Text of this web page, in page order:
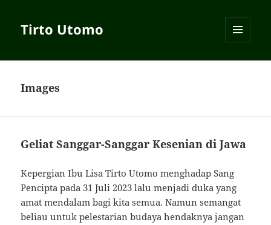
Tirto Utomo
Images
Geliat Sanggar-Sanggar Kesenian di Jawa
Kepergian Ibu Lisa Tirto Utomo menghadap Sang
Pencipta pada 31 Juli 2023 lalu menjadi duka yang
amat mendalam bagi kita semua. Namun semangat
beliau untuk pelestarian budaya hendaknya jangan